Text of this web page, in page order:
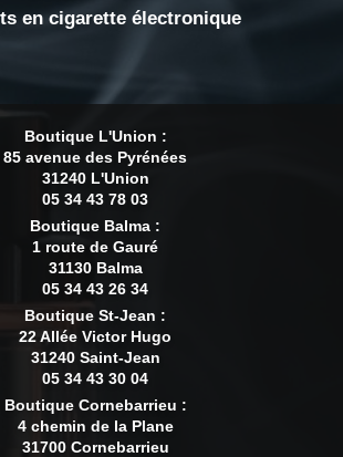
en cigarette électronique
Boutique L'Union :
85 avenue des Pyrénées
31240 L'Union
05 34 43 78 03
Boutique Balma :
1 route de Gauré
31130 Balma
05 34 43 26 34
Boutique St-Jean :
22 Allée Victor Hugo
31240 Saint-Jean
05 34 43 30 04
Boutique Cornebarrieu :
4 chemin de la Plane
31700 Cornebarrieu